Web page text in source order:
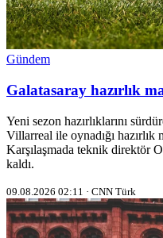
Gündem
Galatasaray hazırlık
Yeni sezon hazırlıklarını
Villarreal ile oynadığı hazırlık
Karşılaşmada teknik direktör
kaldı.
09.08.2026 02:11 · CNN Türk